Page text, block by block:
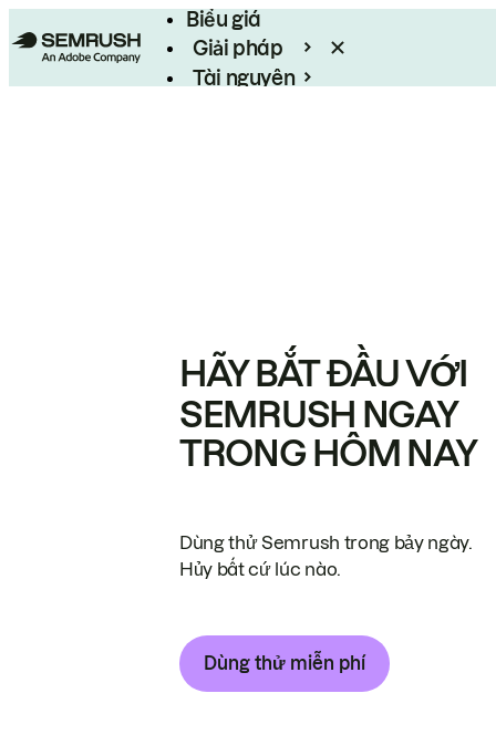
Biểu giá
Giải pháp
Tài nguyên
HÃY BẮT ĐẦU VỚI
SEMRUSH NGAY
TRONG HÔM NAY
Dùng thử Semrush trong bảy ngày.
Hủy bất cứ lúc nào.
Dùng thử miễn phí